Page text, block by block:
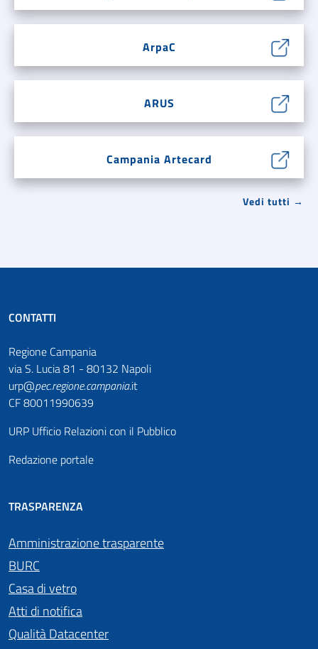
ArpaC
ARUS
Campania Artecard
Vedi tutti →
CONTATTI
Regione Campania
via S. Lucia 81 - 80132 Napoli
urp@pec.regione.campania.it
CF 80011990639
URP Ufficio Relazioni con il Pubblico
Redazione portale
TRASPARENZA
Amministrazione trasparente
BURC
Casa di vetro
Atti di notifica
Qualità Datacenter